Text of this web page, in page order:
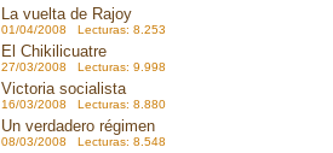
La vuelta de Rajoy
01/04/2008 Lecturas: 8.253
El Chikilicuatre
27/03/2008 Lecturas: 9.998
Victoria socialista
16/03/2008 Lecturas: 8.880
Un verdadero régimen
08/03/2008 Lecturas: 8.548